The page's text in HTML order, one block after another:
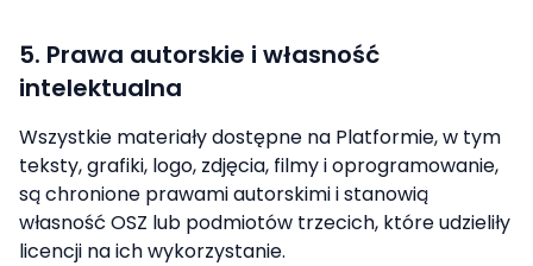
5. Prawa autorskie i własność
intelektualna
Wszystkie materiały dostępne na Platformie, w tym
teksty, grafiki, logo, zdjęcia, filmy i oprogramowanie,
są chronione prawami autorskimi i stanowią
własność OSZ lub podmiotów trzecich, które udzieliły
licencji na ich wykorzystanie.